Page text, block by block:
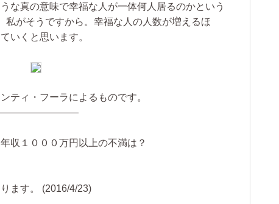
な真の意味で幸福な人が一体何人居るのかという
私がそうですから。幸福な人の人数が増えるほ
いくと思います。
ティ・フーラによるものです。
収１０００万円以上の不満は？
ます。 (2016/4/23)